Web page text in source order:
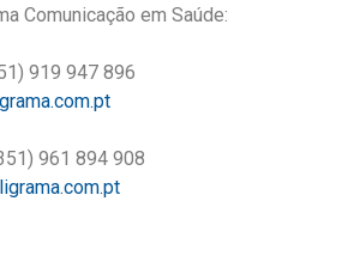
Comunicação em Saúde:
919 947 896
961 894 908